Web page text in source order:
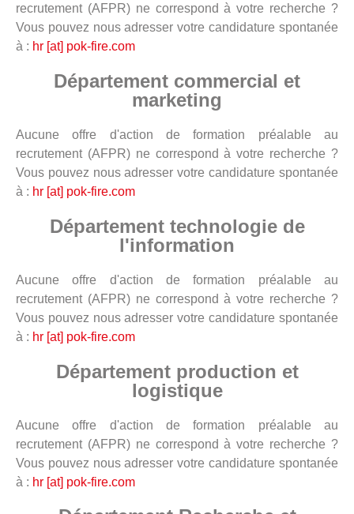
recrutement (AFPR) ne correspond à votre recherche ?
Vous pouvez nous adresser votre candidature spontanée
à : hr [at] pok-fire.com
Département commercial et
marketing
Aucune offre d'action de formation préalable au
recrutement (AFPR) ne correspond à votre recherche ?
Vous pouvez nous adresser votre candidature spontanée
à : hr [at] pok-fire.com
Département technologie de
l'information
Aucune offre d'action de formation préalable au
recrutement (AFPR) ne correspond à votre recherche ?
Vous pouvez nous adresser votre candidature spontanée
à : hr [at] pok-fire.com
Département production et
logistique
Aucune offre d'action de formation préalable au
recrutement (AFPR) ne correspond à votre recherche ?
Vous pouvez nous adresser votre candidature spontanée
à : hr [at] pok-fire.com